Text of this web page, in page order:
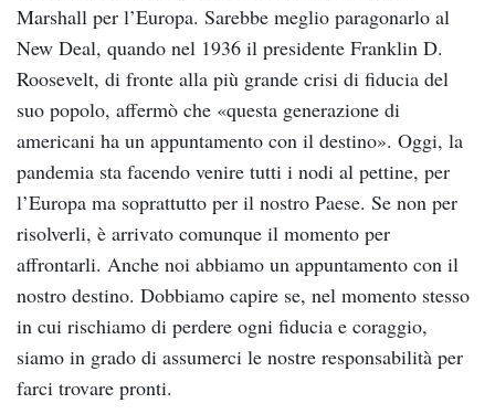
Marshall per l’Europa. Sarebbe meglio paragonarlo al
New Deal, quando nel 1936 il presidente Franklin D.
Roosevelt, di fronte alla più grande crisi di fiducia del
suo popolo, affermò che «questa generazione di
americani ha un appuntamento con il destino». Oggi, la
pandemia sta facendo venire tutti i nodi al pettine, per
l’Europa ma soprattutto per il nostro Paese. Se non per
risolverli, è arrivato comunque il momento per
affrontarli. Anche noi abbiamo un appuntamento con il
nostro destino. Dobbiamo capire se, nel momento stesso
in cui rischiamo di perdere ogni fiducia e coraggio,
siamo in grado di assumerci le nostre responsabilità per
farci trovare pronti.